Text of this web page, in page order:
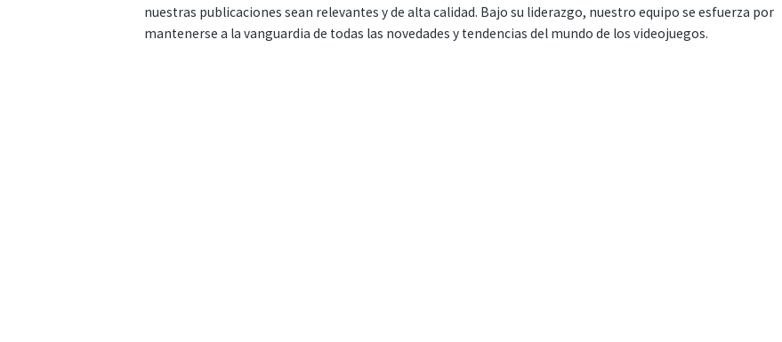
nuestras publicaciones sean relevantes y de alta calidad. Bajo su liderazgo, nuestro equipo se esfuerza por
mantenerse a la vanguardia de todas las novedades y tendencias del mundo de los videojuegos.